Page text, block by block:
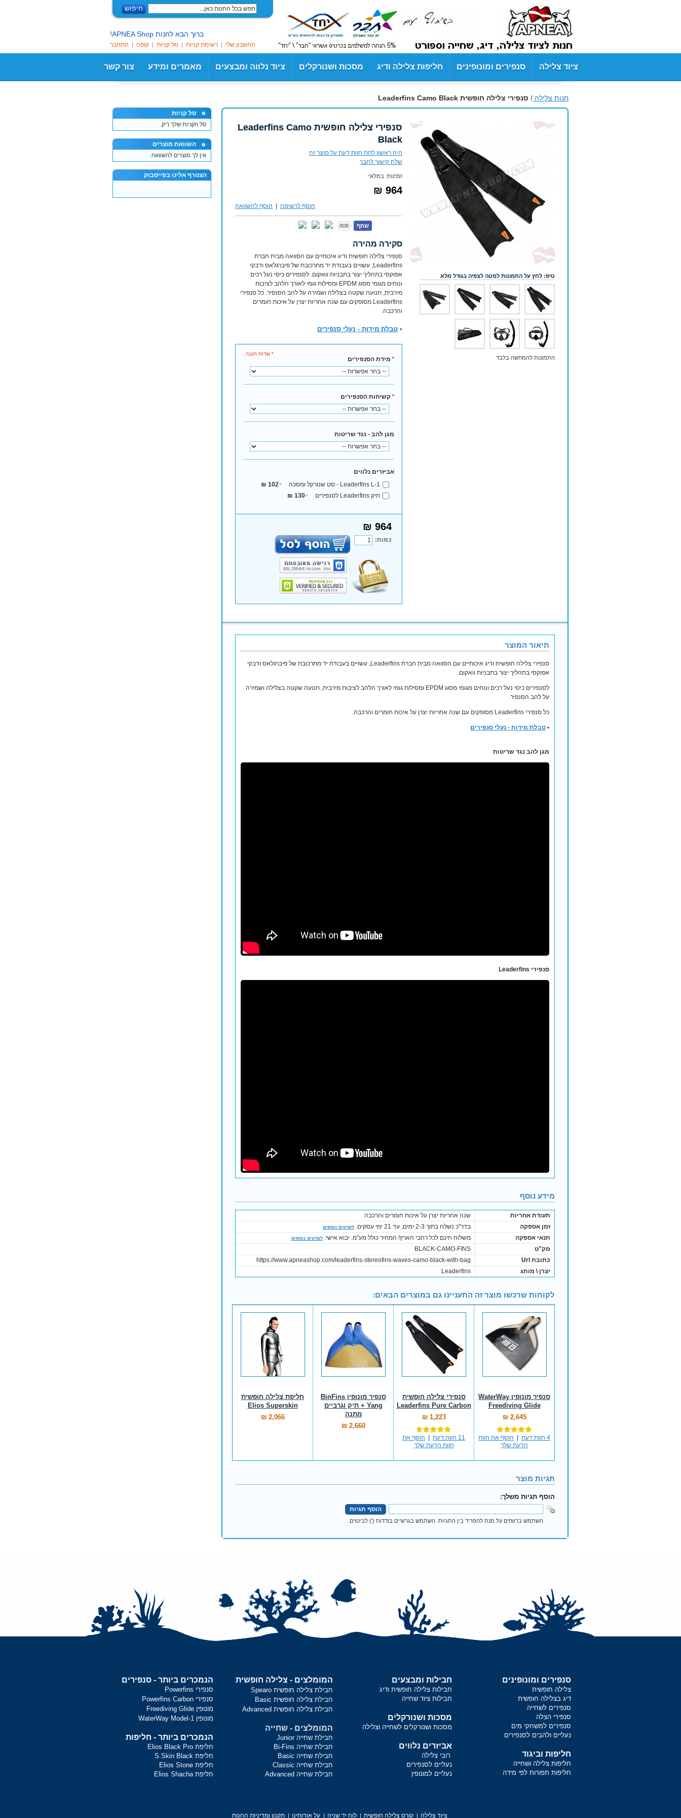
חיפוש
ברוך הבא לחנות APNEA Shop!
החשבון שלי רשימת קניות סל קניות קופה התחבר
ציוד צלילה סנפירים ומונופינים חליפות צלילה ודיג מסכות ושנורקלים ציוד נלווה ומבצעים מאמרים ומידע צור קשר
חנות צלילה / סנפירי צלילה חופשית Leaderfins Camo Black
סנפירי צלילה חופשית Leaderfins Camo
Black
היה ראשון לתת חוות דעת על מוצר זה
שלח קישור לחבר
זמינות: במלאי
964 ₪
הוסף לרשימה הוסף להשוואה
שתף 808
סקירה מהירה
סנפירי צלילה חופשית ודיג איכותיים עם הסוואה מבית חברת
Leaderfins, עשויים בעבודת יד מתרכובת של פיברגלאס ודבקי
אפוקסי בתהליך יצור בתבניות וואקום. לסנפירים כיסי נעל רכים
ונוחים מגומי מסוג EPDM ומסילות גומי לאורך הלהב לציבות
מירבית, תנועה שקטה בצלילה ושמירה על להב הסנפיר. כל סנפירי
Leaderfins מסופקים עם שנה אחריות יצרן על איכות חומרים
והרכבה.
• טבלת מידות - נעלי סנפירים
* מידת הסנפירים
*קשיחות הסנפירים
מגן להב - נגד שריטות
אביזרים נלווים
Leaderfins L-1 - סט שנורקל ומסכה
+
102 ₪
תיק Leaderfins לסנפירים
+
130 ₪
* שדות חובה
964 ₪
כמות:
טיפ: לחץ על התמונות למטה לצפיה בגודל מלא
התמונות להמחשה בלבד
תיאור המוצר
סנפירי צלילה חופשית ודיג איכותיים עם הסוואה מבית חברת Leaderfins, עשויים בעבודת יד מתרכובת של פיברגלאס ודבקי
אפוקסי בתהליך יצור בתבניות וואקום.
לסנפירים כיסי נעל רכים ונוחים מגומי מסוג EPDM ומסילות גומי לאורך הלהב לציבות מירבית, תנועה שקטה בצלילה ושמירה
על להב הסנפיר.
כל סנפירי Leaderfins מסופקים עם שנה אחריות יצרן על איכות חומרים והרכבה.
• טבלת מידות - נעלי סנפירים
מגן להב נגד שריטות
סנפירי Leaderfins
מידע נוסף
תעודת אחריות
שנה אחריות יצרן על איכות חומרים והרכבה
זמן אספקה
בדר"כ נשלח בתוך 2-3 ימים, עד 21 ימי עסקים. לפרטים נוספים
תנאי אספקה משלוח חינם לכל רחבי הארץ! המחיר כולל מע"מ. יבוא אישי. לפרטים נוספים
מק"ט
BLACK-CAMO-FINS
כתובת Url
https://www.apneashop.com/leaderfins-stereofins-waves-camo-black-with-bag
יצרן \ מותג
Leaderfins
לקוחות שרכשו מוצר זה התעניינו גם במוצרים הבאים:
סנפיר מונופין WaterWay
Freediving Glide
2,645 ₪
4 חוות דעת
הוסף את חוות
הדעת שלך
סנפירי צלילה חופשית
Leaderfins Pure Carbon
1,223 ₪
11 חוות דעת
הוסף את
חוות הדעת שלך
סנפיר מונופין BinFins
Yang + תיק וגרביים
מתנה
2,660 ₪
חליפת צלילה חופשית
Elios Superskin
2,066 ₪
תגיות מוצר
הוסף תגיות משלך:
הוסף תגיות
השתמש ברווחים על מנת להפריד בין התגיות. השתמש בגרשיים בודדות (') לביטוים.
סל קניות
סל הקניות שלך ריק.
השוואת מוצרים
אין לך מוצרים להשוואה.
הצטרף אלינו בפייסבוק
סנפירים ומונופינים
צלילה חופשית
דיג בצלילה חופשית
סנפירים לשחייה
סנפירי הצלה
סנפירים למשחקי מים
נעליים ולהבים לסנפירים
חליפות וביגוד
חליפות צלילה ושחייה
חליפות תפורות לפי מידה
חבילות ומבצעים
חבילות צלילה חופשית ודיג
חבילות ציוד שחייה
מסכות ושנורקלים
מסכות ושנורקלים לשחייה וצלילה
אביזרים נלווים
רובי צלילה
נעליים לסנפירים
נעליים למונופין
המומלצים - צלילה חופשית
חבילת צלילה חופשית Spearo
חבילת צלילה חופשית Basic
חבילת צלילה חופשית Advanced
המומלצים - שחייה
חבילת שחייה Junior
חבילת שחייה Bi-Fins
חבילת שחייה Basic
חבילת שחייה Classic
חבילת שחייה Advanced
הנמכרים ביותר - סנפירים
סנפירי Powerfins
סנפירי Powerfins Carbon
מונופין Freediving Glide
מונופין WaterWay Model-1
הנמכרים ביותר - חליפות
חליפת Elios Black Pro
חליפת S.Skin Black
חליפת Elios Stone
חליפת Elios Shacha
ציוד צלילה קורס צלילה חופשית לוח יד שניה על אודותינו תקנון ומדיניות החנות